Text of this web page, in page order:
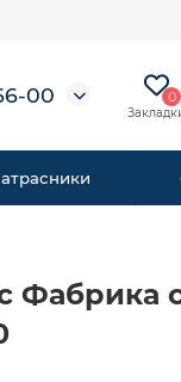
00 0
Фабрика